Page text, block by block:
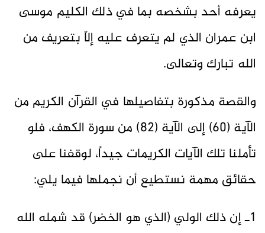
يعرفه أحد بشخصه بما في ذلك الكليم موسى
ابن عمران الذي لم يتعرف عليه إلاّ بتعريف من
الله تبارك وتعالى.
والقصة مذكورة بتفاصيلها في القرآن الكريم من
الآية (60) إلى الآية (82) من سورة الكهف، فلو
تأملنا تلك الآيات الكريمات جيداً، لوقفنا على
حقائق مهمة نستطيع أن نجملها فيما يلي:
1ـ إن ذلك الولي (الذي هو الخضر) قد شمله الله